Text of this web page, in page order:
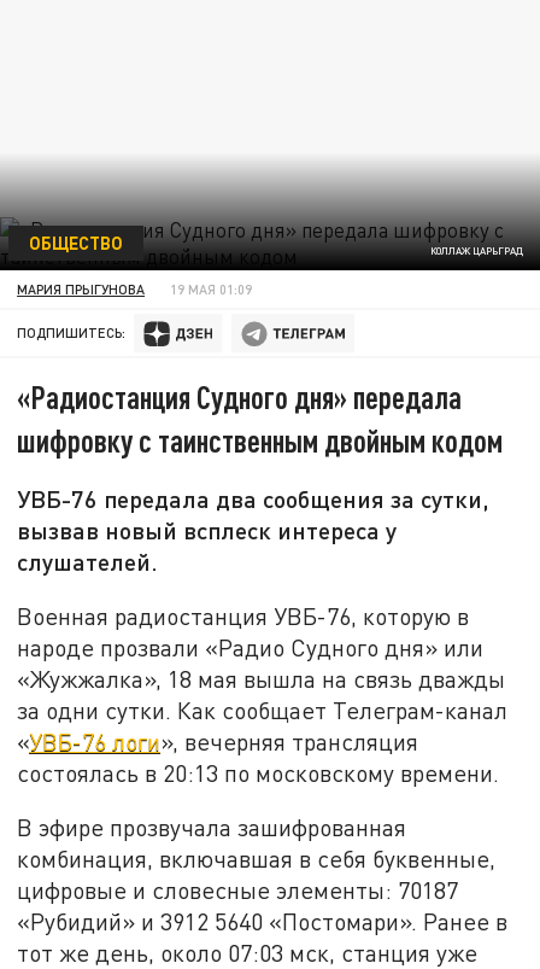
КОЛЛАЖ ЦАРЬГРАД
ОБЩЕСТВО
МАРИЯ ПРЫГУНОВА 19 МАЯ 01:09
ПОДПИШИТЕСЬ:
«Радиостанция Судного дня» передала
шифровку с таинственным двойным кодом
УВБ-76 передала два сообщения за сутки,
вызвав новый всплеск интереса у
слушателей.
Военная радиостанция УВБ-76, которую в
народе прозвали «Радио Судного дня» или
«Жужжалка», 18 мая вышла на связь дважды
за одни сутки. Как сообщает Телеграм-канал
«УВБ-76 логи», вечерняя трансляция
состоялась в 20:13 по московскому времени.
В эфире прозвучала зашифрованная
комбинация, включавшая в себя буквенные,
цифровые и словесные элементы: 70187
«Рубидий» и 3912 5640 «Постомари». Ранее в
тот же день, около 07:03 мск, станция уже